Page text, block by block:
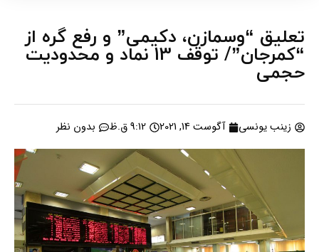
تعلیق “وسمازن، دکیمی” و رفع گره از
“کمرجان”/ توقف 13 نماد و محدودیت
حجمی
زینب یونسی آگوست 14, 2021 9:12 ق.ظ بدون نظر